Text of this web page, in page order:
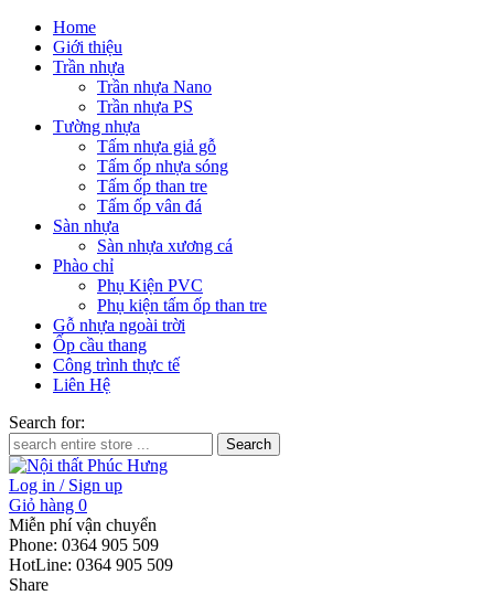
Home
Giới thiệu
Trần nhựa
Trần nhựa Nano
Trần nhựa PS
Tường nhựa
Tấm nhựa giả gỗ
Tấm ốp nhựa sóng
Tấm ốp than tre
Tấm ốp vân đá
Sàn nhựa
Sàn nhựa xương cá
Phào chỉ
Phụ Kiện PVC
Phụ kiện tấm ốp than tre
Gỗ nhựa ngoài trời
Ốp cầu thang
Công trình thực tế
Liên Hệ
Search for:
Log in / Sign up
Giỏ hàng 0
Miễn phí vận chuyển
Phone: 0364 905 509
HotLine: 0364 905 509
Share